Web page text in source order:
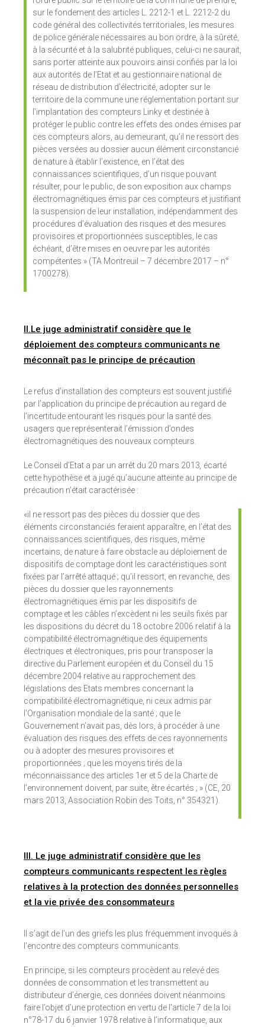
sur le fondement des articles L. 2212-1 et L. 2212-2 du
code général des collectivités territoriales, les mesures
de police générale nécessaires au bon ordre, à la sûreté,
à la sécurité et à la salubrité publiques, celui-ci ne saurait,
sans porter atteinte aux pouvoirs ainsi confiés par la loi
aux autorités de l’Etat et au gestionnaire national de
réseau de distribution d’électricité, adopter sur le
territoire de la commune une réglementation portant sur
l’implantation des compteurs Linky et destinée à
protéger le public contre les effets des ondes émises par
ces compteurs alors, au demeurant, qu’il ne ressort des
pièces versées au dossier aucun élément circonstancié
de nature à établir l’existence, en l’état des
connaissances scientifiques, d’un risque pouvant
résulter, pour le public, de son exposition aux champs
électromagnétiques émis par ces compteurs et justifiant
la suspension de leur installation, indépendamment des
procédures d’évaluation des risques et des mesures
provisoires et proportionnées susceptibles, le cas
échéant, d’être mises en oeuvre par les autorités
compétentes » (TA Montreuil – 7 décembre 2017 – n°
1700278).
II.Le juge administratif considère que le
déploiement des compteurs communicants ne
méconnaît pas le principe de précaution
Le refus d’installation des compteurs est souvent justifié
par l’application du principe de précaution au regard de
l’incertitude entourant les risques pour la santé des
usagers que représenterait l’émission d’ondes
électromagnétiques des nouveaux compteurs.
Le Conseil d’Etat a par un arrêt du 20 mars 2013 écarté
cette hypothèse et a jugé qu’aucune atteinte au principe de
précaution n’était caractérisée :
«il ne ressort pas des pièces du dossier que des
éléments circonstanciés feraient apparaître, en l’état des
connaissances scientifiques, des risques, même
incertains, de nature à faire obstacle au déploiement de
dispositifs de comptage dont les caractéristiques sont
fixées par l’arrêté attaqué ; qu’il ressort, en revanche, des
pièces du dossier que les rayonnements
électromagnétiques émis par les dispositifs de
comptage et les câbles n’excèdent ni les seuils fixés par
les dispositions du décret du 18 octobre 2006 relatif à la
compatibilité électromagnétique des équipements
électriques et électroniques, pris pour transposer la
directive du Parlement européen et du Conseil du 15
décembre 2004 relative au rapprochement des
législations des Etats membres concernant la
compatibilité électromagnétique, ni ceux admis par
l’Organisation mondiale de la santé ; que le
Gouvernement n’avait pas, dès lors, à procéder à une
évaluation des risques des effets de ces rayonnements
ou à adopter des mesures provisoires et
proportionnées ; que les moyens tirés de la
méconnaissance des articles 1er et 5 de la Charte de
l’environnement doivent, par suite, être écartés ; » (CE, 20
mars 2013, Association Robin des Toits, n° 354321).
III. Le juge administratif considère que les
compteurs communicants respectent les règles
relatives à la protection des données personnelles
et la vie privée des consommateurs
Il s’agit de l’un des griefs les plus fréquemment invoqués à
l’encontre des compteurs communicants.
En principe, si les compteurs procèdent au relevé des
données de consommation et les transmettent au
distributeur d’énergie, ces données doivent néanmoins
faire l’objet d’une protection en vertu de l’article 7 de la loi
n°78-17 du 6 janvier 1978 relative à l’informatique, aux